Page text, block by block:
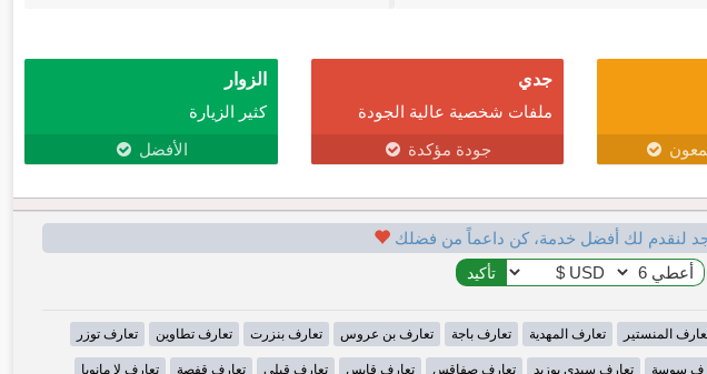
جدي
ملفات شخصية عالية الجودة
جودة مؤكدة
الزوار
كثير الزيارة
الأفضل
لنقدم لك أفضل خدمة، كن داعماً من فضلك
المنستير تعارف المهدية تعارف باجة تعارف بن عروس تعارف بنزرت تعارف تطاوين تعارف توزر
سوسة تعارف سيدي بوزيد تعارف صفاقس تعارف قابس تعارف قبلي تعارف قفصة تعارف لا مانوبا